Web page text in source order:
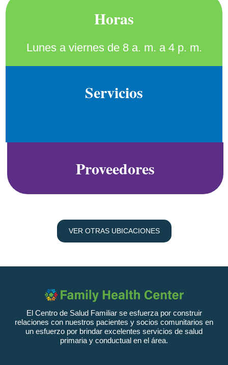
Horas
Lunes a viernes de 8 a. m. a 4 p. m.
Servicios
Proveedores
VER OTRAS UBICACIONES
El Centro de Salud Familiar se esfuerza por construir
relaciones con nuestros pacientes y socios comunitarios en
un esfuerzo por brindar excelentes servicios de salud
primaria y conductual en el área.